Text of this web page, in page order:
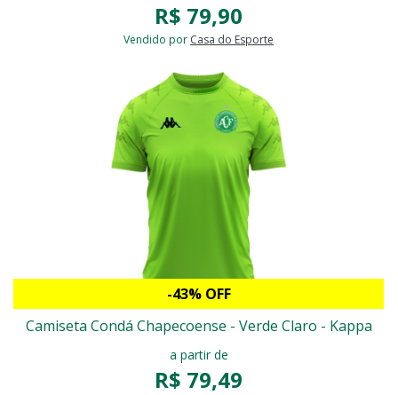
R$ 79,90
Vendido por Casa do Esporte
-43% OFF
Camiseta Condá Chapecoense - Verde Claro - Kappa
a partir de
R$ 79,49